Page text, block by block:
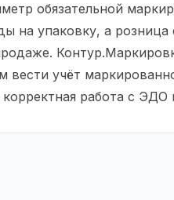
обязательной
на упаковку, а
вести учёт
работа с